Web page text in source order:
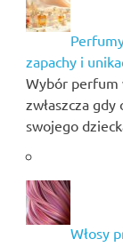
zapachy i
Wybór perfum
zwłaszcza
swojego
Włosy